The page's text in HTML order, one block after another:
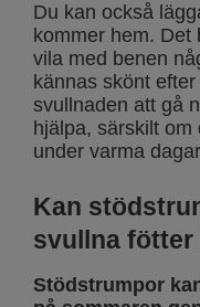
Du kan också
kommer hem. Det
vila med benen
kännas skönt
svullnaden att gå
hjälpa, särskilt
under varma
Kan
svullna fötter
Stödstrumpor